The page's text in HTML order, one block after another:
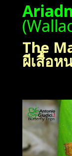
The
ผีเสื้อห